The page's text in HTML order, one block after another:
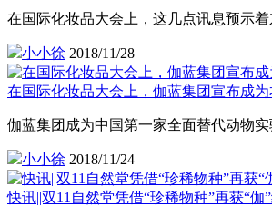
在国际化妆品大会上，这几点讯息预示
小小徐 2018/11/28
在国际化妆品大会上，伽蓝集团宣布成
伽蓝集团成为中国第一家全面替代动物
小小徐 2018/11/24
快讯||双11自然堂凭借“珍稀物种”再获“伽